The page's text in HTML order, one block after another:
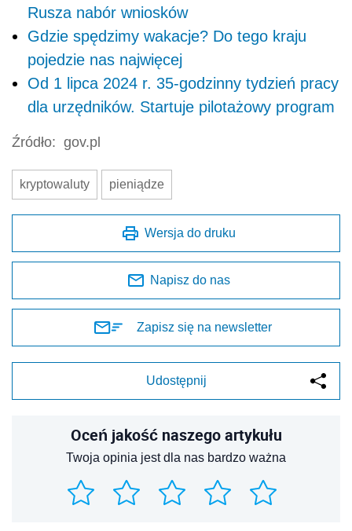
Rusza nabór wniosków
Gdzie spędzimy wakacje? Do tego kraju
pojedzie nas najwięcej
Od 1 lipca 2024 r. 35-godzinny tydzień pracy
dla urzędników. Startuje pilotażowy program
Źródło: gov.pl
kryptowaluty pieniądze
Wersja do druku
Napisz do nas
Zapisz się na newsletter
Udostępnij
Oceń jakość naszego artykułu
Twoja opinia jest dla nas bardzo ważna